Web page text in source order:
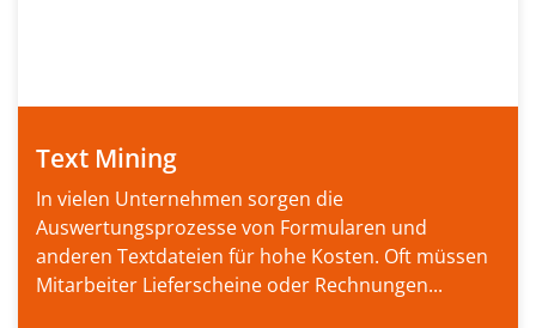
Text Mining
In vielen Unternehmen sorgen die
Auswertungsprozesse von Formularen und
anderen Textdateien für hohe Kosten. Oft müssen
Mitarbeiter Lieferscheine oder Rechnungen...